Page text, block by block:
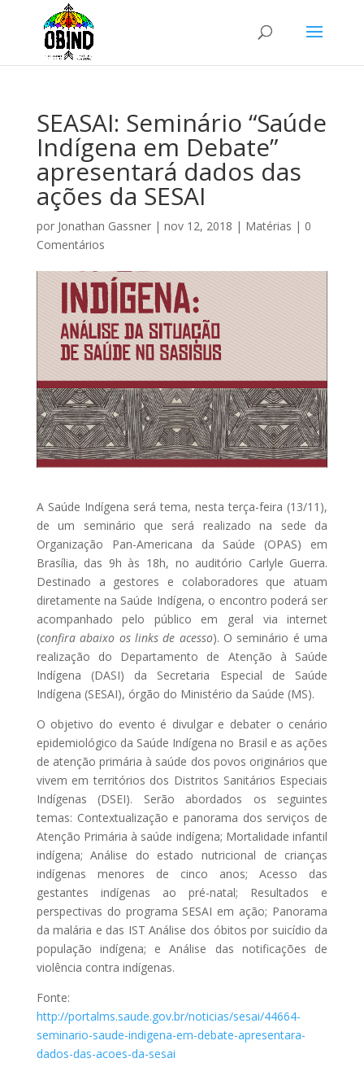
SEASAI: Seminário “Saúde
Indígena em Debate”
apresentará dados das
ações da SESAI
por Jonathan Gassner| nov 12, 2018 | Matérias | 0
Comentários
A Saúde Indígena será tema, nesta terça-feira (13/11),
de um seminário que será realizado na sede da
Organização Pan-Americana da Saúde (OPAS) em
Brasília, das 9h às 18h, no auditório Carlyle Guerra.
Destinado a gestores e colaboradores que atuam
diretamente na Saúde Indígena, o encontro poderá ser
acompanhado pelo público em geral via internet
(confira abaixo os links de acesso). O seminário é uma
realização do Departamento de Atenção à Saúde
Indígena (DASI) da Secretaria Especial de Saúde
Indígena (SESAI), órgão do Ministério da Saúde (MS).
O objetivo do evento é divulgar e debater o cenário
epidemiológico da Saúde Indígena no Brasil e as ações
de atenção primária à saúde dos povos originários que
vivem em territórios dos Distritos Sanitários Especiais
Indígenas (DSEI). Serão abordados os seguintes
temas: Contextualização e panorama dos serviços de
Atenção Primária à saúde indígena; Mortalidade infantil
indígena; Análise do estado nutricional de crianças
indígenas menores de cinco anos; Acesso das
gestantes indígenas ao pré-natal; Resultados e
perspectivas do programa SESAI em ação; Panorama
da malária e das IST Análise dos óbitos por suicídio da
população indígena; e Análise das notificações de
violência contra indígenas.
Fonte:
http://portalms.saude.gov.br/noticias/sesai/44664-
seminario-saude-indigena-em-debate-apresentara-
dados-das-acoes-da-sesai